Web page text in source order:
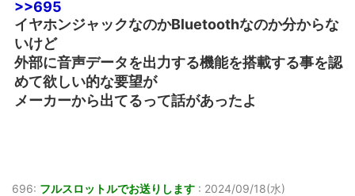
>>695
イヤホンジャックなのかBluetoothなのか分からな
いけど
外部に音声データを出力する機能を搭載する事を認
めて欲しい的な要望が
メーカーから出てるって話があったよ
696: フルスロットルでお送りします : 2024/09/18(水)